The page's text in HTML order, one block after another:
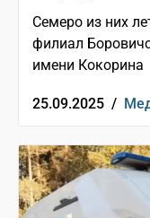
Семеро из них
филиал
имени Кокорина
25.09.2025 /